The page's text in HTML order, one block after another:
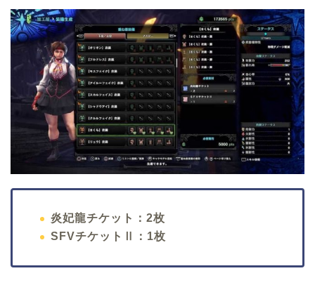
炎妃龍チケット：2枚
SFVチケットⅡ：1枚